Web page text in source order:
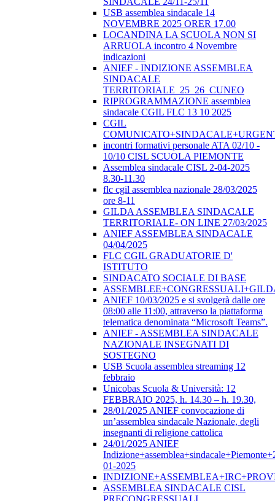
USB assemblea sindacale 14
NOVEMBRE 2025 ORER 17.00
LOCANDINA LA SCUOLA NON SI
ARRUOLA incontro 4 Novembre
indicazioni
ANIEF - INDIZIONE ASSEMBLEA
SINDACALE
TERRITORIALE_25_26_CUNEO
RIPROGRAMMAZIONE assemblea
sindacale CGIL FLC 13 10 2025
CGIL
incontri formativi personale ATA 02/10 -
10/10 CISL SCUOLA PIEMONTE
Assemblea sindacale CISL 2-04-2025
8.30-11.30
flc cgil assemblea nazionale 28/03/2025
ore 8-11
GILDA ASSEMBLEA SINDACALE
TERRITORIALE- ON LINE 27/03/2025
ANIEF ASSEMBLEA SINDACALE
04/04/2025
FLC CGIL GRADUATORIE D'
ISTITUTO
SINDACATO SOCIALE DI BASE
ANIEF 10/03/2025 e si svolgerà dalle ore
08:00 alle 11:00, attraverso la piattaforma
telematica denominata “Microsoft Teams”.
ANIEF - ASSEMBLEA SINDACALE
NAZIONALE INSEGNATI DI
SOSTEGNO
USB Scuola assemblea streaming 12
febbraio
Unicobas Scuola & Università: 12
FEBBRAIO 2025, h. 14.30 – h. 19.30,
28/01/2025 ANIEF convocazione di
un’assemblea sindacale Nazionale, degli
insegnanti di religione cattolica
24/01/2025 ANIEF
01-2025
ASSEMBLEA SINDACALE CISL